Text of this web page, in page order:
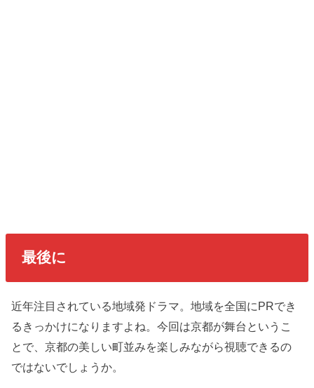
最後に
近年注目されている地域発ドラマ。地域を全国にPRでき
るきっかけになりますよね。今回は京都が舞台というこ
とで、京都の美しい町並みを楽しみながら視聴できるの
ではないでしょうか。